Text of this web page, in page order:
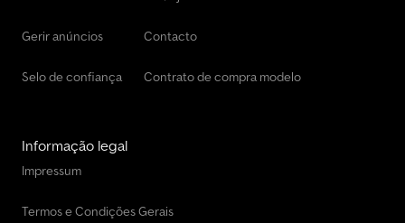
Gerir anúncios
Selo de confiança
Contacto
Contrato de compra modelo
Informação legal
Impressum
Termos e Condições Gerais